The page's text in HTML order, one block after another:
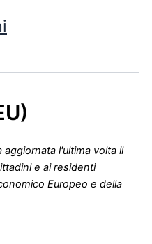
l'ultima volta il
e ai residenti
Europeo e della